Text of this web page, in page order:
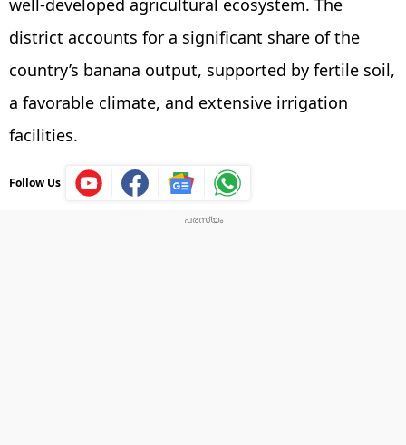
district accounts for a significant share of the
country’s banana output, supported by fertile soil,
a favorable climate, and extensive irrigation
facilities.
Follow Us